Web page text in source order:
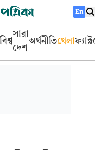
En
বিশ্ব
সারা
দেশ
অর্থনীতিখেলা